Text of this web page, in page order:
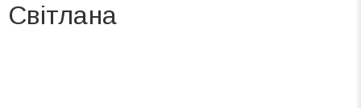
Світлана